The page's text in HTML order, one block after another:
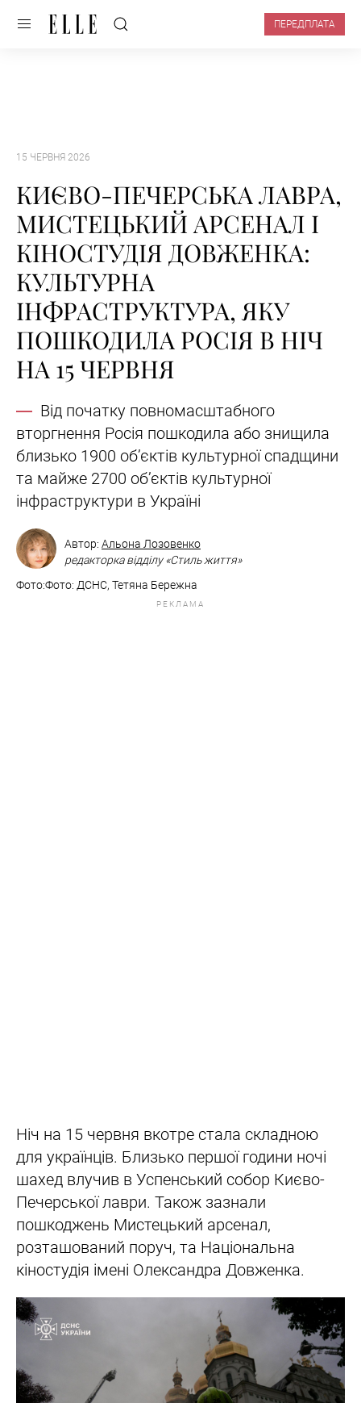
ПЕРЕДПЛАТА
15 ЧЕРВНЯ 2026
КИЄВО-ПЕЧЕРСЬКА ЛАВРА,
МИСТЕЦЬКИЙ АРСЕНАЛ І
КІНОСТУДІЯ ДОВЖЕНКА:
КУЛЬТУРНА
ІНФРАСТРУКТУРА, ЯКУ
ПОШКОДИЛА РОСІЯ В НІЧ
НА 15 ЧЕРВНЯ
Від початку повномасштабного
вторгнення Росія пошкодила або знищила
близько 1900 об’єктів культурної спадщини
та майже 2700 об’єктів культурної
інфраструктури в Україні
Автор: Альона Лозовенко
редакторка відділу «Стиль життя»
Фото:Фото: ДСНС, Тетяна Бережна
РЕКЛАМА
Ніч на 15 червня вкотре стала складною
для українців. Близько першої години ночі
шахед влучив в Успенський собор Києво-
Печерської лаври. Також зазнали
пошкоджень Мистецький арсенал,
розташований поруч, та Національна
кіностудія імені Олександра Довженка.